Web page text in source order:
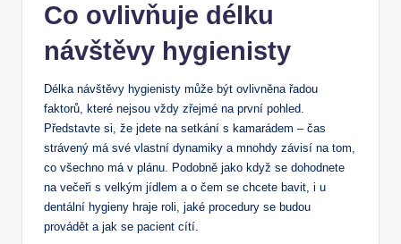
Co ovlivňuje délku
návštěvy hygienisty
Délka návštěvy hygienisty může být ovlivněna řadou
faktorů, které nejsou vždy zřejmé na první pohled.
Představte si, že jdete na setkání s kamarádem – čas
strávený má své vlastní dynamiky a mnohdy závisí na tom,
co všechno má v plánu. Podobně jako když se dohodnete
na večeři s velkým jídlem a o čem se chcete bavit, i u
dentální hygieny hraje roli, jaké procedury se budou
provádět a jak se pacient cítí.